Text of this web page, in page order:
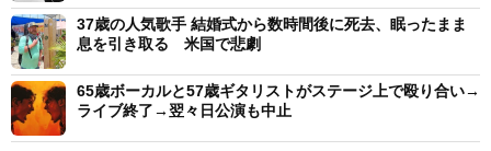
37歳の人気歌手 結婚式から数時間後に死去、眠ったまま
息を引き取る 米国で悲劇
65歳ボーカルと57歳ギタリストがステージ上で殴り合い→
ライブ終了→翌々日公演も中止